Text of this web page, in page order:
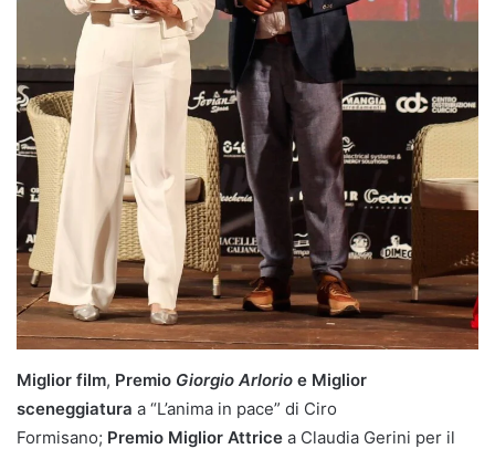
Miglior film, Premio Giorgio Arlorio e Miglior
sceneggiatura a “L’anima in pace” di Ciro
Formisano; Premio Miglior Attrice a Claudia Gerini per il